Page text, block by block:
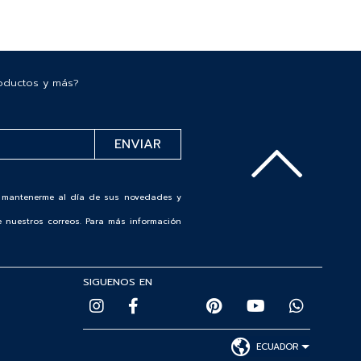
y más?
al día de sus novedades y
correos. Para más información
SIGUENOS EN
ECUADOR